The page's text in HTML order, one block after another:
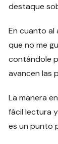
destaque
En cuanto al
que no me
contándole
avancen las
La manera
fácil lectura
es un punto